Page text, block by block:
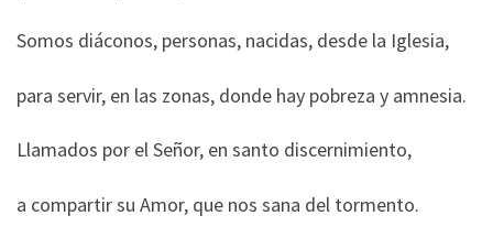
Somos diáconos, personas, nacidas, desde la Iglesia,
para servir, en las zonas, donde hay pobreza y amnesia.
Llamados por el Señor, en santo discernimiento,
a compartir su Amor, que nos sana del tormento.